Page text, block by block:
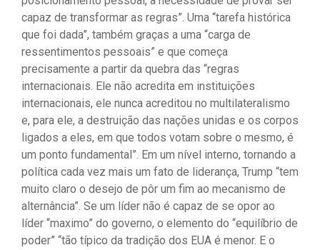
capaz de transformar as regras”. Uma “tarefa histórica
que foi dada”, também graças a uma “carga de
ressentimentos pessoais” e que começa
precisamente a partir da quebra das “regras
internacionais. Ele não acredita em instituições
internacionais, ele nunca acreditou no multilateralismo
e, para ele, a destruição das nações unidas e os corpos
ligados a eles, em que todos votam sobre o mesmo, é
um ponto fundamental”. Em um nível interno, tornando a
política cada vez mais um fato de liderança, Trump “tem
muito claro o desejo de pôr um fim ao mecanismo de
alternância”. Se um líder não é capaz de se opor ao
líder “maximo” do governo, o elemento do “equilíbrio de
poder” “tão típico da tradição dos EUA é menor. E o